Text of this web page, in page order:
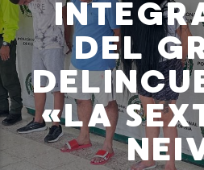
CANCIÓN ACTUAL
DEL
«LA